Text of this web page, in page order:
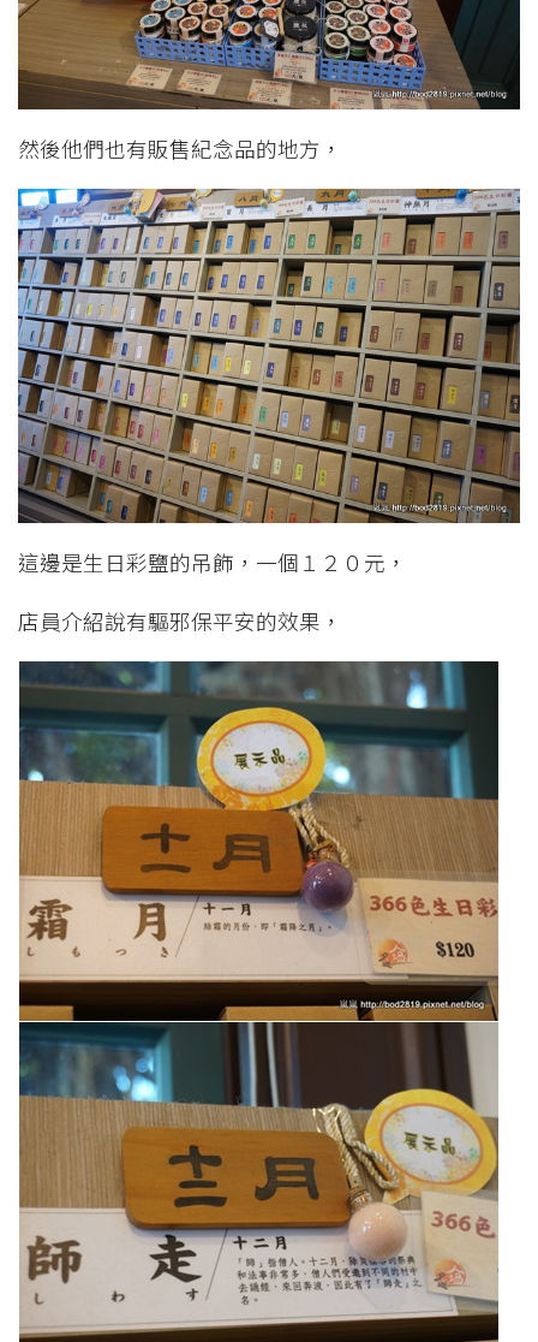
然後他們也有販售紀念品的地方，
這邊是生日彩鹽的吊飾，一個１２０元，
店員介紹說有驅邪保平安的效果，